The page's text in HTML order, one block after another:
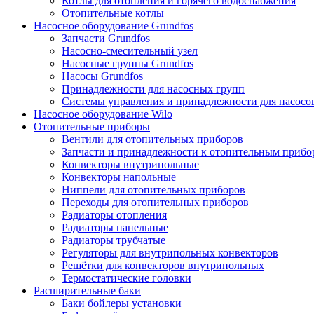
Отопительные котлы
Насосное оборудование Grundfos
Запчасти Grundfos
Насосно-смесительный узел
Насосные группы Grundfos
Насосы Grundfos
Принадлежности для насосных групп
Системы управления и принадлежности для
Насосное оборудование Wilo
Отопительные приборы
Вентили для отопительных приборов
Запчасти и принадлежности к отопительным
Конвекторы внутрипольные
Конвекторы напольные
Ниппели для отопительных приборов
Переходы для отопительных приборов
Радиаторы отопления
Радиаторы панельные
Радиаторы трубчатые
Регуляторы для внутрипольных конвекторов
Решётки для конвекторов внутрипольных
Термостатические головки
Расширительные баки
Баки бойлеры установки